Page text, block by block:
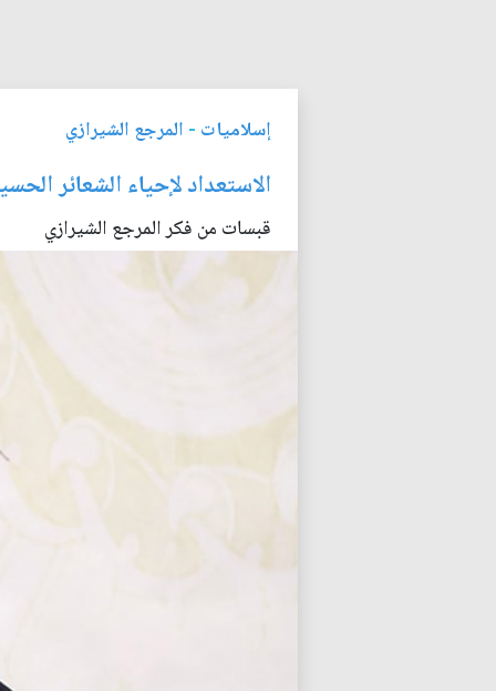
إسلاميات - المرجع الشيرازي
الاستعداد لإحياء الشعائر
قبسات من فكر المرجع الشيرازي